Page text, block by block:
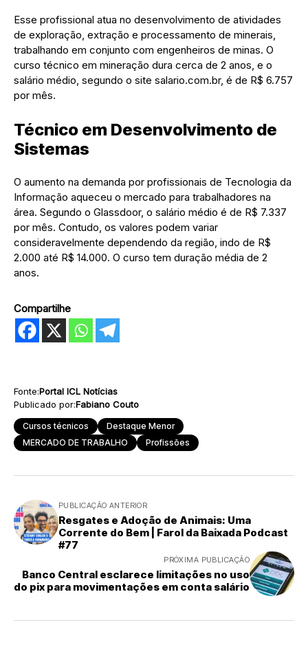
Esse profissional atua no desenvolvimento de atividades
de exploração, extração e processamento de minerais,
trabalhando em conjunto com engenheiros de minas. O
curso técnico em mineração dura cerca de 2 anos, e o
salário médio, segundo o site salario.com.br, é de R$ 6.757
por mês.
Técnico em Desenvolvimento de
Sistemas
O aumento na demanda por profissionais de Tecnologia da
Informação aqueceu o mercado para trabalhadores na
área. Segundo o Glassdoor, o salário médio é de R$ 7.337
por mês. Contudo, os valores podem variar
consideravelmente dependendo da região, indo de R$
2.000 até R$ 14.000. O curso tem duração média de 2
anos.
Compartilhe
Fonte:Portal ICL Notícias
Publicado por:Fabiano Couto
Cursos técnicos
Destaque Menor
MERCADO DE TRABALHO
Profissões
PUBLICAÇÃO ANTERIOR
Resgates e Adoção de Animais: Uma
Corrente do Bem | Farol da Baixada Podcast
#77
PRÓXIMA PUBLICAÇÃO
Banco Central esclarece limitações no uso
do pix para movimentações em conta salário